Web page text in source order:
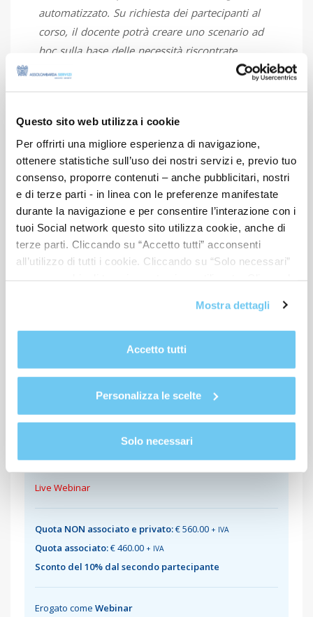
Questo sito web utilizza i cookie
Per offrirti una migliore esperienza di navigazione,
ottenere statistiche sull’uso dei nostri servizi e, previo tuo
consenso, proporre contenuti – anche pubblicitari, nostri
e di terze parti - in linea con le preferenze manifestate
durante la navigazione e per consentire l’interazione con i
tuoi Social network questo sito utilizza cookie, anche di
terze parti. Cliccando su “Accetto tutti” acconsenti
all’utilizzo di tutti i cookie. Cliccando su “Solo necessari”
propria volontà in relazione a ciascuna categoria di
cookie del sito. Per ulteriori informazioni consulta la
Mostra dettagli
Accetto tutti
Personalizza le scelte
Solo necessari
automatizzato. Su richiesta dei partecipanti al
corso, il docente potrà creare uno scenario ad
hoc sulla base delle necessità riscontrate.
Destinatari
Docenti
Note
Requisiti
EDIZIONI DISPONIBILI:
NOVEMBRE 2026
Live Webinar
Quota NON associato e privato:€ 560.00 + IVA
Quota associato:€ 460.00 + IVA
Sconto del 10% dal secondo partecipante
Erogato come Webinar